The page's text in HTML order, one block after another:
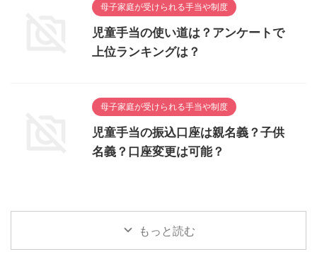
母子家庭が受けられる手当や制度
児童手当の使い道は？アンケートで
上位ランキングは？
母子家庭が受けられる手当や制度
児童手当の振込口座は親名義？子供
名義？口座変更は可能？
もっと読む